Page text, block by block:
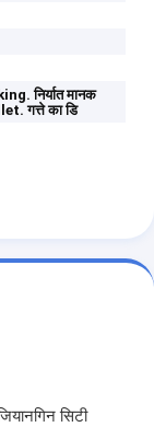
निर्यात मानक
गत्ते का डि
सिटी